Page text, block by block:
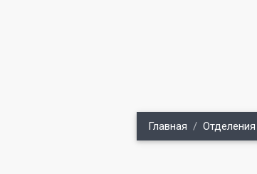
Главная Отделения